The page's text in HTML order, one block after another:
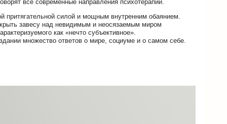
все современные направления психотерапии.
притягательной силой и мощным внутренним обаянием.
завесу над невидимым и неосязаемым миром
как «нечто субъективное».
множество ответов о мире, социуме и о самом себе.